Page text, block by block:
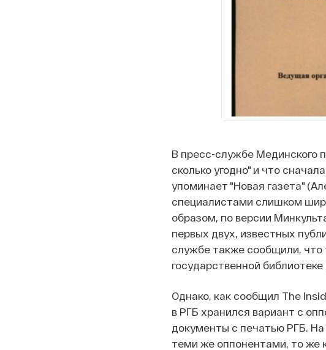
В пресс-службе Мединского
сколько угодно" и что
упоминает "Новая газета"
специалистами слишком
образом, по версии
первых двух, известных
службе также сообщили, что
государственной библиотеке
Однако, как сообщил The
в РГБ хранился вариант с
документы с печатью РГБ.
теми же оппонентами, то же